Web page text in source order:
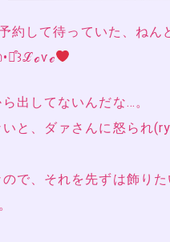
約して待っていた、ねん
๑͒꒱ℒℴѵℯ
出してないんだな…。
と、ダァさんに怒られ(ry
で、それを先ずは飾り